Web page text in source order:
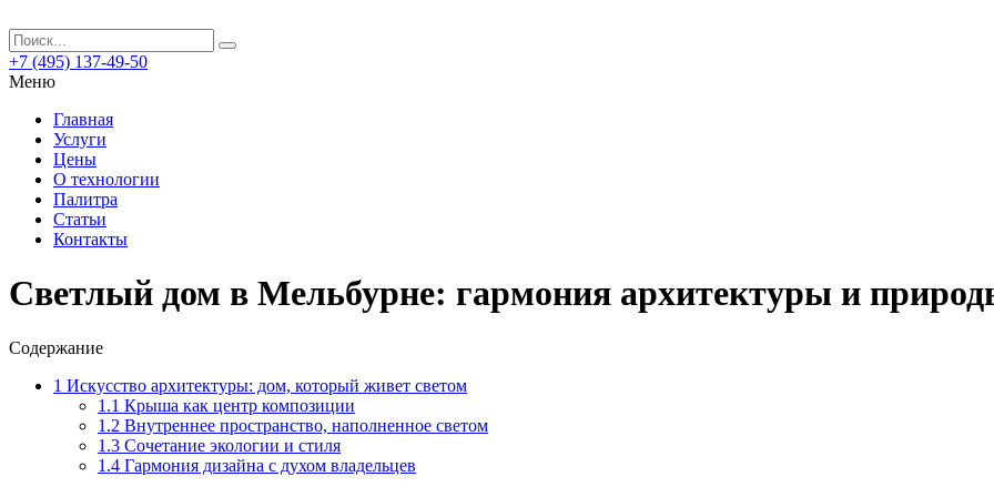
+7 (495) 137-49-50
Меню
Главная
Услуги
Цены
О технологии
Палитра
Статьи
Контакты
Светлый дом в Мельбурне: гармония архитектуры и
Содержание
1 Искусство архитектуры: дом, который живет светом
1.1 Крыша как центр композиции
1.2 Внутреннее пространство, наполненное светом
1.3 Сочетание экологии и стиля
1.4 Гармония дизайна с духом владельцев